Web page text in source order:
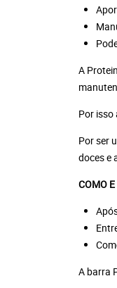
A
Por isso
Por ser
doces e
COMO
A barra